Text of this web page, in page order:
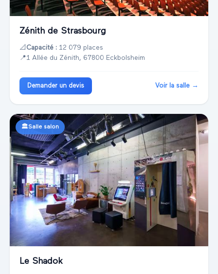
Zénith de Strasbourg
📐 Capacité : 12 079 places
📍1 Allée du Zénith, 67800 Eckbolsheim
Demander un devis Voir la salle →
🏛️Salle salon
Le Shadok